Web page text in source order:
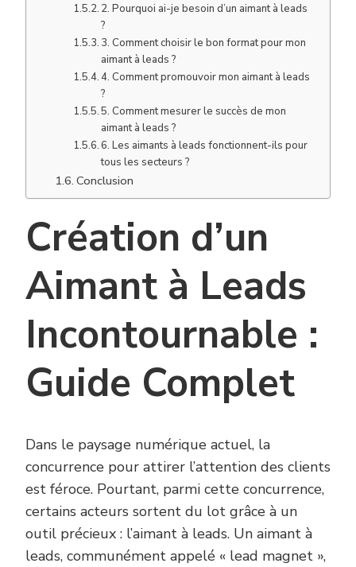
2. Pourquoi ai-je besoin d’un aimant à leads
?
3. Comment choisir le bon format pour mon
aimant à leads ?
4. Comment promouvoir mon aimant à leads
?
5. Comment mesurer le succès de mon
aimant à leads ?
6. Les aimants à leads fonctionnent-ils pour
tous les secteurs ?
Conclusion
Création d’un
Aimant à Leads
Incontournable :
Guide Complet
Dans le paysage numérique actuel, la
concurrence pour attirer l’attention des clients
est féroce. Pourtant, parmi cette concurrence,
certains acteurs sortent du lot grâce à un
outil précieux : l’aimant à leads. Un aimant à
leads, communément appelé « lead magnet »,